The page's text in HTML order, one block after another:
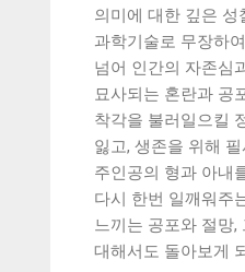
의미에 대한 깊은 성
과학기술로 무장하
넘어 인간의 자존심
묘사되는 혼란과 공
착각을 불러일으킬
잃고, 생존을 위해
주인공의 형과 아내
다시 한번 일깨워주
느끼는 공포와 절망
대해서도 돌아보게